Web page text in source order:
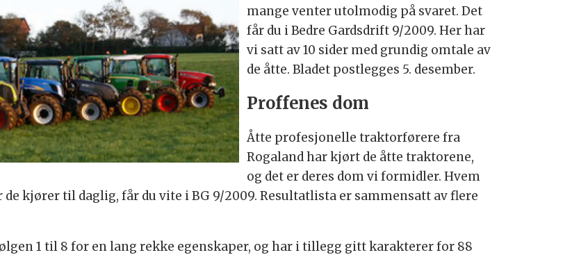
mange venter utolmodig på svaret. Det
får du i Bedre Gardsdrift 9/2009. Her har
vi satt av 10 sider med grundig omtale av
de åtte. Bladet postlegges 5. desember.
Proffenes dom
Åtte profesjonelle traktorførere fra
Rogaland har kjørt de åtte traktorene,
og det er deres dom vi formidler. Hvem
kjører til daglig, får du vite i BG 9/2009. Resultatlista er sammensatt av flere
1 til 8 for en lang rekke egenskaper, og har i tillegg gitt karakterer for 88